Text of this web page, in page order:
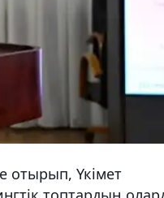
отырып, Үкімет